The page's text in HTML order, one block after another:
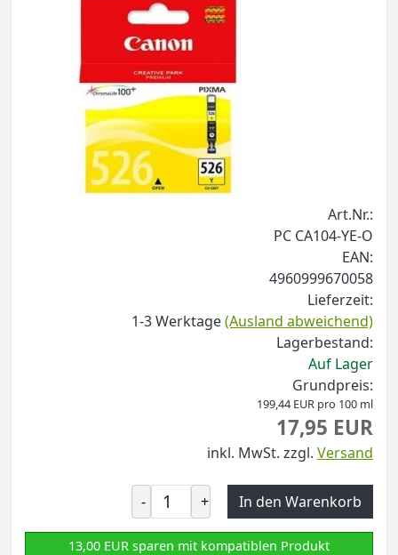
Art.Nr.:
PC CA104-YE-O
EAN:
4960999670058
Lieferzeit:
1-3 Werktage(Ausland abweichend)
Lagerbestand:
Auf Lager
Grundpreis:
199,44 EUR pro 100 ml
17,95 EUR
inkl. MwSt. zzgl. Versand
- + In den Warenkorb
13,00 EUR sparen mit kompatiblen Produkt